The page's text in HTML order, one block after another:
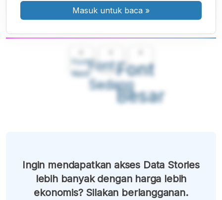
Font
Kecil
Font
Sedang
Font
Besar
Masuk untuk baca »
Ingin mendapatkan akses Data Stories
lebih banyak dengan harga lebih
ekonomis? Silakan berlangganan.